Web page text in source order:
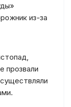
из-за
прозвали